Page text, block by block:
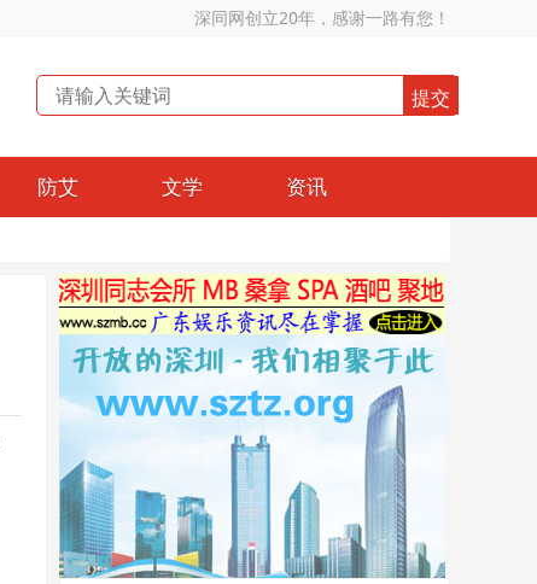
深同网创立20年，感谢一路有您！
防艾 文学 资讯